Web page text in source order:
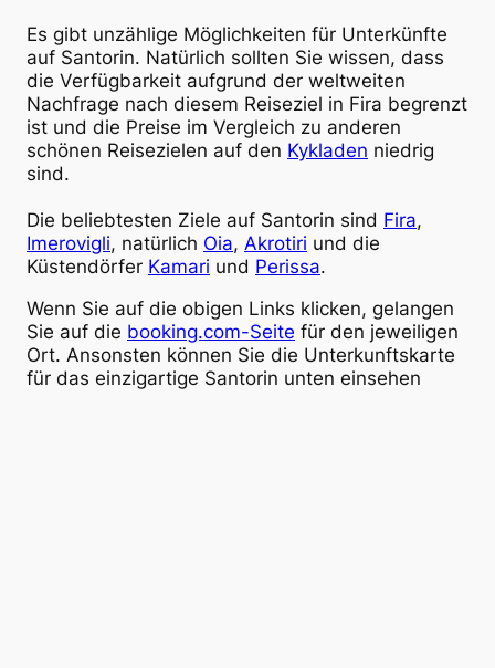
Es gibt unzählige Möglichkeiten für Unterkünfte
auf Santorin. Natürlich sollten Sie wissen, dass
die Verfügbarkeit aufgrund der weltweiten
Nachfrage nach diesem Reiseziel in Fira begrenzt
ist und die Preise im Vergleich zu anderen
schönen Reisezielen auf den Kykladen niedrig
sind.
Die beliebtesten Ziele auf Santorin sind Fira,
Imerovigli, natürlich Oia, Akrotiri und die
Küstendörfer Kamari und Perissa.
Wenn Sie auf die obigen Links klicken, gelangen
Sie auf die booking.com-Seite für den jeweiligen
Ort. Ansonsten können Sie die Unterkunftskarte
für das einzigartige Santorin unten einsehen